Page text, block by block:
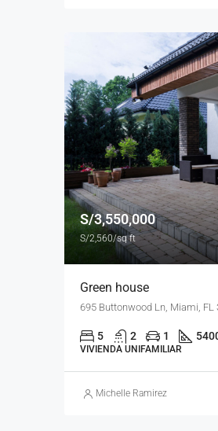
S/3,550,000
S/2,560/sq ft
Green house
695 Buttonwood Ln, Miami, FL
5 2 1
VIVIENDA UNIFAMILIAR
Michelle Ramirez